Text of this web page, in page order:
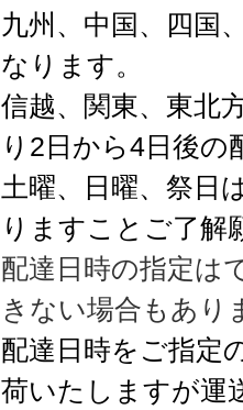
九州、中国、四国
なります。
信越、関東、東北
り2日から4日後の
土曜、日曜、祭日
りますことご了解
配達日時の指定は
きない場合もあり
配達日時をご指定
荷いたしますが運